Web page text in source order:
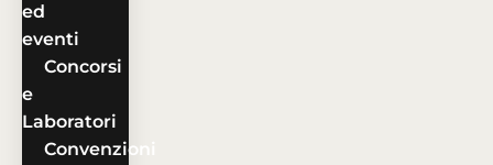
ed
eventi
Concorsi
e
Laboratori
Convenzioni